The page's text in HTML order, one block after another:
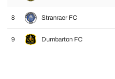
8 Stranraer FC
9 Dumbarton FC